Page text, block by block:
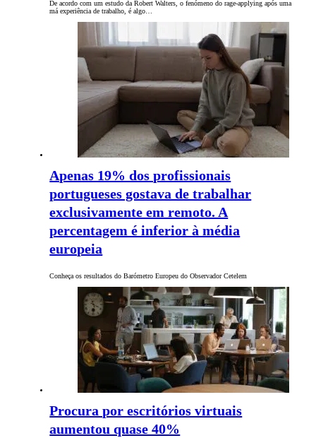
De acordo com um estudo da Robert Walters, o fenómeno do rage-applying após uma
má experiência de trabalho, é algo…
Apenas 19% dos profissionais
portugueses gostava de trabalhar
exclusivamente em remoto. A
percentagem é inferior à média
europeia
Conheça os resultados do Barómetro Europeu do Observador Cetelem
Procura por escritórios virtuais
aumentou quase 40%